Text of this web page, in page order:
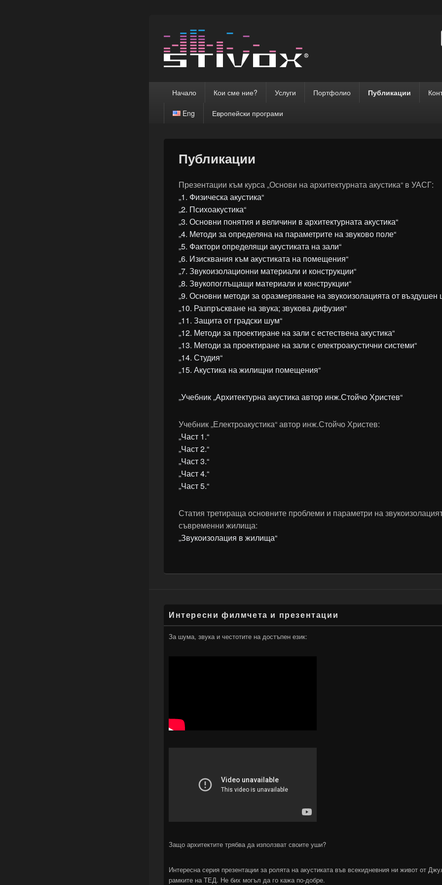
Стивокс акустика,
озвучаване. Stivox acoustics,
insulation and sound
reinforcement, loudspeakers and loudspeaker driver units.
Начало Кои сме ние? Услуги Портфолио Публикации
Eng Европейски програми
Публикации
Презентации към курса „Основи на архитектурната акустика“ в УАСГ:
„1. Физическа акустика“
„2. Психоакустика“
„3. Основни понятия и величини в архитектурната акустика“
„4. Методи за определяна на параметрите на звуково поле“
„5. Фактори определящи акустиката на зали“
„6. Изисквания към акустиката на помещения“
„7. Звукоизолационни материали и конструкции“
„8. Звукопоглъщащи материали и конструкции“
„9. Основни методи за оразмеряване на звукоизолацията от въздушен
„10. Разпръскване на звука; звукова дифузия“
„11. Защита от градски шум“
„12. Методи за проектиране на зали с естествена акустика“
„13. Методи за проектиране на зали с електроакустични системи“
„14. Студия“
„15. Акустика на жилищни помещения“
„Учебник „Архитектурна акустика автор инж.Стойчо Христев“
Учебник „Електроакустика“ автор инж.Стойчо Христев:
„Част 1.“
„Част 2.“
„Част 3.“
„Част 4.“
„Част 5.“
Статия третираща основните проблеми и параметри на
съвременни жилища:
„Звукоизолация в жилища“
Интересни филмчета и презентации
За шума, звука и честотите на достъпен език:
Защо архитектите трябва да използват своите уши?
Интересна серия презентации за ролята на акустиката във всекидневния ни живот от
рамките на ТЕД. Не бих могъл да го кажа по-добре.